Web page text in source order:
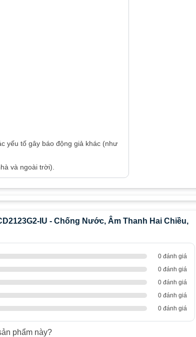
yếu tố gây báo động giả khác (như
và ngoài trời).
IU - Chống Nước, Âm Thanh Hai Chiều,
0 đánh giá
0 đánh giá
0 đánh giá
0 đánh giá
0 đánh giá
phẩm này?